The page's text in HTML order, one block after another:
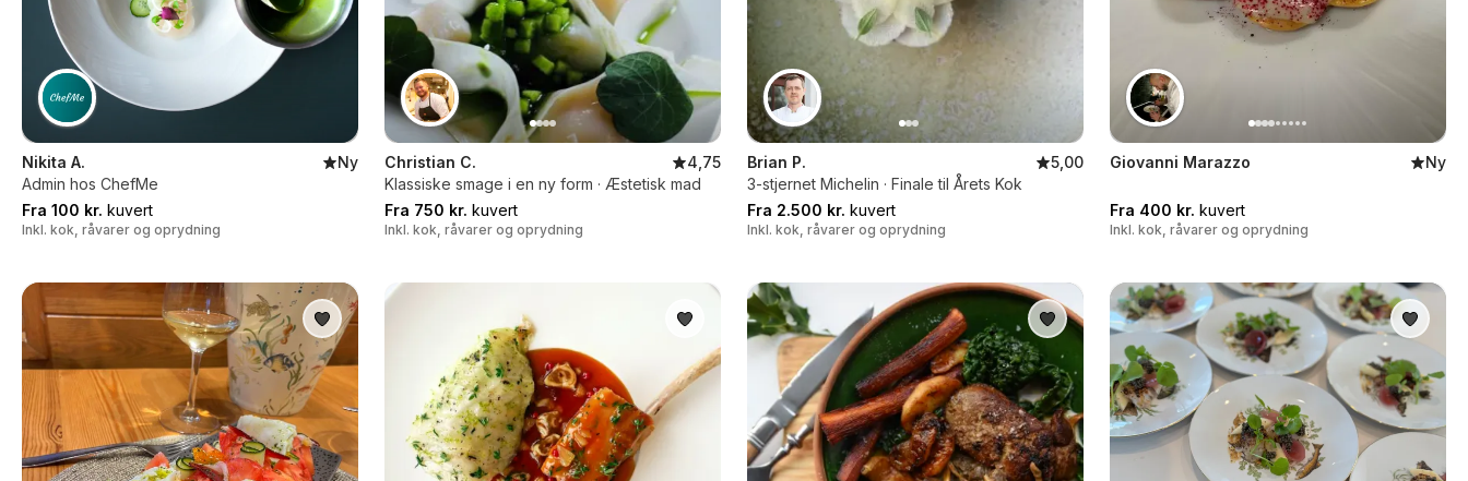
Nikita A.
Ny
Admin hos ChefMe
Fra 100 kr. kuvert
Inkl. kok, råvarer og oprydning
Christian C.
4,75
Klassiske smage i en ny form · Æstetisk mad
Fra 750 kr. kuvert
Inkl. kok, råvarer og oprydning
Brian P.
5,00
3-stjernet Michelin · Finale til Årets Kok
Fra 2.500 kr. kuvert
Inkl. kok, råvarer og oprydning
Giovanni Marazzo Ny
Fra 400 kr. kuvert
Inkl. kok, råvarer og oprydning